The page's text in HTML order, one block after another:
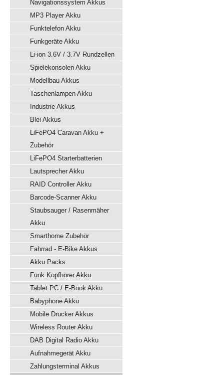
Navigationssystem Akkus
MP3 Player Akku
Funktelefon Akku
Funkgeräte Akku
Li-ion 3.6V / 3.7V Rundzellen
Spielekonsolen Akku
Modellbau Akkus
Taschenlampen Akku
Industrie Akkus
Blei Akkus
LiFePO4 Caravan Akku +
Zubehör
LiFePO4 Starterbatterien
Lautsprecher Akku
RAID Controller Akku
Barcode-Scanner Akku
Staubsauger / Rasenmäher
Akku
Smarthome Zubehör
Fahrrad - E-Bike Akkus
Akku Packs
Funk Kopfhörer Akku
Tablet PC / E-Book Akku
Babyphone Akku
Mobile Drucker Akkus
Wireless Router Akku
DAB Digital Radio Akku
Aufnahmegerät Akku
Zahlungsterminal Akkus